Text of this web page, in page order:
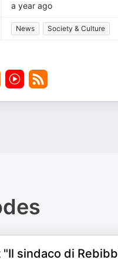
a year ago
News Society & Culture
sindaco di